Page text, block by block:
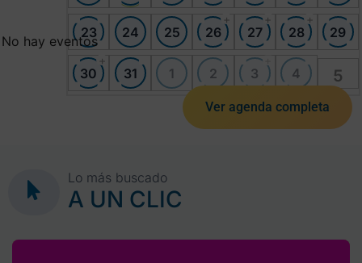
23 24 25 26
+
27
+
28
+
29
30
+
31 1 2 3 4 5
No hay eventos
Ver agenda completa
Lo más buscado
A UN CLIC